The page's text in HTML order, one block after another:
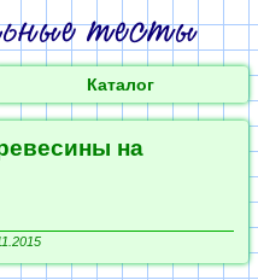
Каталог
на